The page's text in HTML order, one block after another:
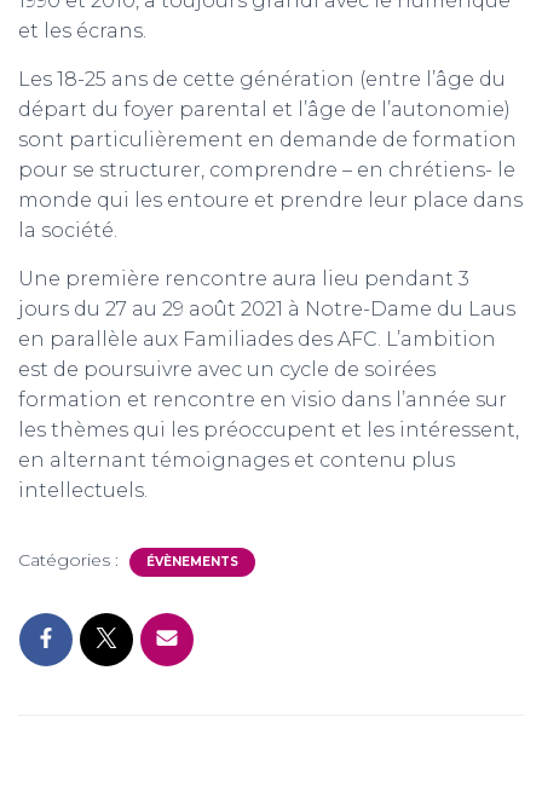
et les écrans.
Les 18-25 ans de cette génération (entre l’âge du
départ du foyer parental et l’âge de l’autonomie)
sont particulièrement en demande de formation
pour se structurer, comprendre – en chrétiens- le
monde qui les entoure et prendre leur place dans
la société.
Une première rencontre aura lieu pendant 3
jours du 27 au 29 août 2021 à Notre-Dame du Laus
en parallèle aux Familiades des AFC. L’ambition
est de poursuivre avec un cycle de soirées
formation et rencontre en visio dans l’année sur
les thèmes qui les préoccupent et les intéressent,
en alternant témoignages et contenu plus
intellectuels.
Catégories : ÉVÈNEMENTS